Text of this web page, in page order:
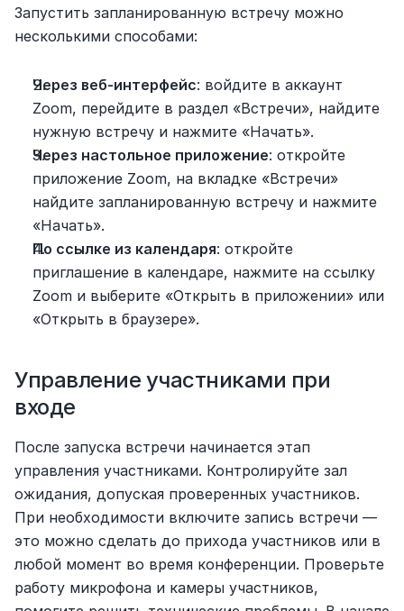
Запустить запланированную встречу можно
несколькими способами:
Через веб-интерфейс: войдите в аккаунт
Zoom, перейдите в раздел «Встречи», найдите
нужную встречу и нажмите «Начать».
Через настольное приложение: откройте
приложение Zoom, на вкладке «Встречи»
найдите запланированную встречу и нажмите
«Начать».
По ссылке из календаря: откройте
приглашение в календаре, нажмите на ссылку
Zoom и выберите «Открыть в приложении» или
«Открыть в браузере».
Управление участниками при
входе
После запуска встречи начинается этап
управления участниками. Контролируйте зал
ожидания, допуская проверенных участников.
При необходимости включите запись встречи —
это можно сделать до прихода участников или в
любой момент во время конференции. Проверьте
работу микрофона и камеры участников,